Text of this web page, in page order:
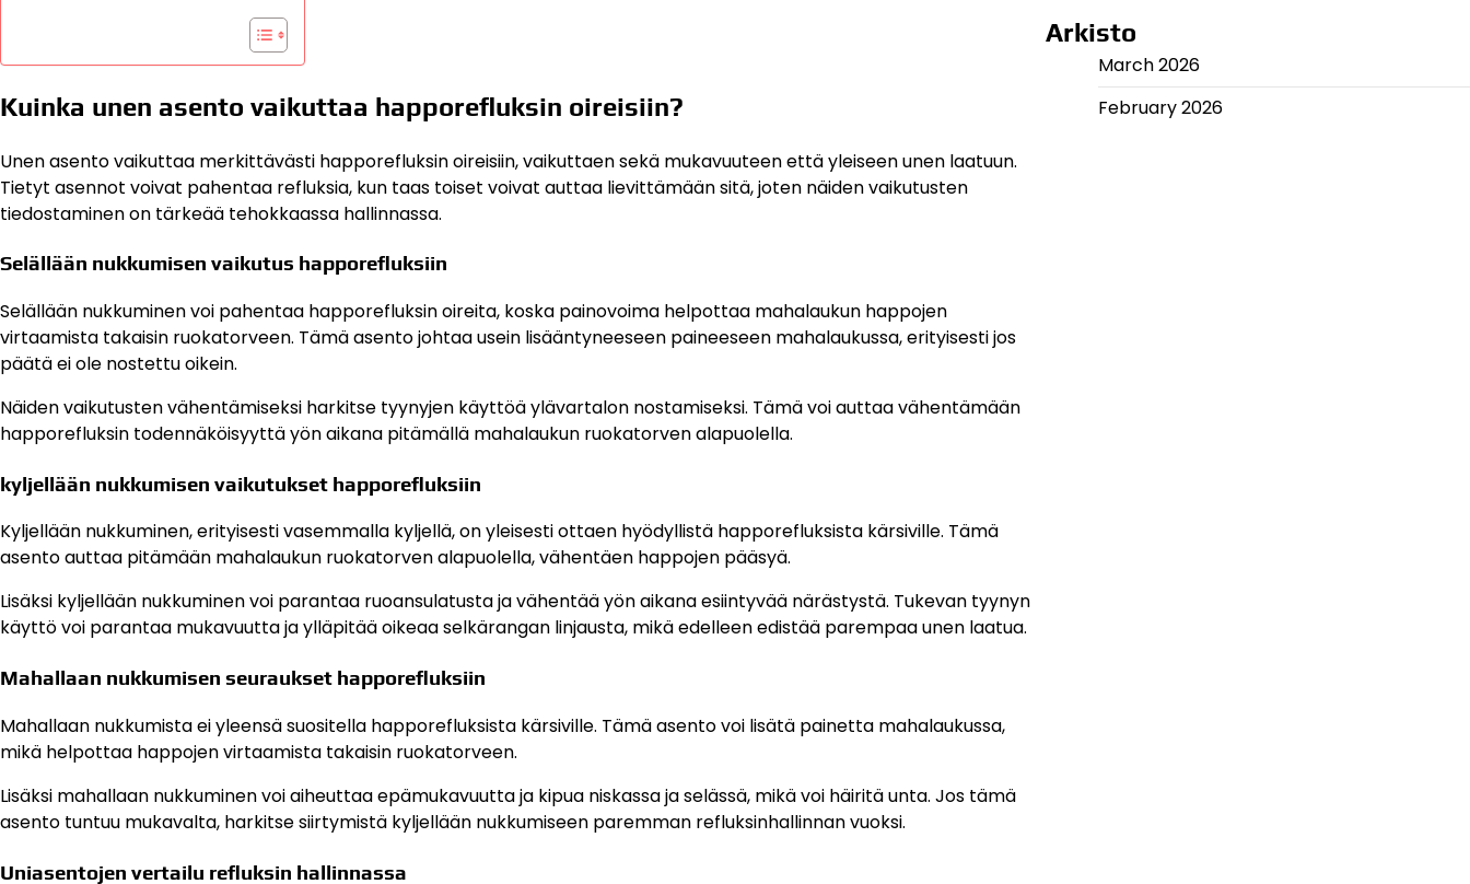
Kuinka unen asento vaikuttaa happorefluksin oireisiin?
Unen asento vaikuttaa merkittävästi happorefluksin oireisiin, vaikuttaen sekä mukavuuteen että yleiseen unen laatuun.
Tietyt asennot voivat pahentaa refluksia, kun taas toiset voivat auttaa lievittämään sitä, joten näiden vaikutusten
tiedostaminen on tärkeää tehokkaassa hallinnassa.
Selällään nukkumisen vaikutus happorefluksiin
Selällään nukkuminen voi pahentaa happorefluksin oireita, koska painovoima helpottaa mahalaukun happojen
virtaamista takaisin ruokatorveen. Tämä asento johtaa usein lisääntyneeseen paineeseen mahalaukussa, erityisesti jos
päätä ei ole nostettu oikein.
Näiden vaikutusten vähentämiseksi harkitse tyynyjen käyttöä ylävartalon nostamiseksi. Tämä voi auttaa vähentämään
happorefluksin todennäköisyyttä yön aikana pitämällä mahalaukun ruokatorven alapuolella.
kyljellään nukkumisen vaikutukset happorefluksiin
Kyljellään nukkuminen, erityisesti vasemmalla kyljellä, on yleisesti ottaen hyödyllistä happorefluksista kärsiville. Tämä
asento auttaa pitämään mahalaukun ruokatorven alapuolella, vähentäen happojen pääsyä.
Lisäksi kyljellään nukkuminen voi parantaa ruoansulatusta ja vähentää yön aikana esiintyvää närästystä. Tukevan tyynyn
käyttö voi parantaa mukavuutta ja ylläpitää oikeaa selkärangan linjausta, mikä edelleen edistää parempaa unen laatua.
Mahallaan nukkumisen seuraukset happorefluksiin
Mahallaan nukkumista ei yleensä suositella happorefluksista kärsiville. Tämä asento voi lisätä painetta mahalaukussa,
mikä helpottaa happojen virtaamista takaisin ruokatorveen.
Lisäksi mahallaan nukkuminen voi aiheuttaa epämukavuutta ja kipua niskassa ja selässä, mikä voi häiritä unta. Jos tämä
asento tuntuu mukavalta, harkitse siirtymistä kyljellään nukkumiseen paremman refluksinhallinnan vuoksi.
Uniasentojen vertailu refluksin hallinnassa
Arkisto
March 2026
February 2026